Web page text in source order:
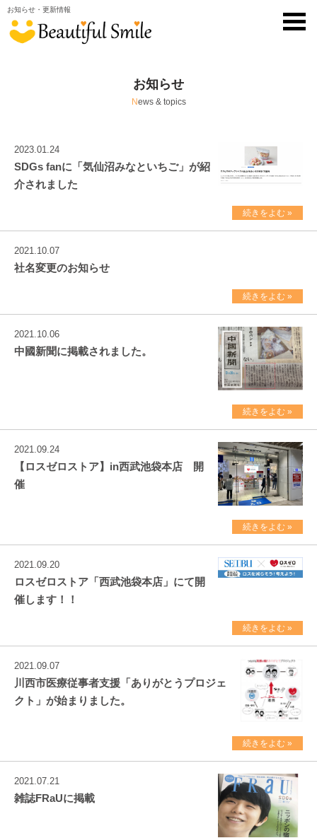
お知らせ・更新情報
お知らせ
News & topics
2023.01.24
SDGs fanに「気仙沼みなといちご」が紹
介されました
続きをよむ »
2021.10.07
社名変更のお知らせ
続きをよむ »
2021.10.06
中國新聞に掲載されました。
続きをよむ »
2021.09.24
【ロスゼロストア】in西武池袋本店 開
催
続きをよむ »
2021.09.20
ロスゼロストア「西武池袋本店」にて開
催します！！
続きをよむ »
2021.09.07
川西市医療従事者支援「ありがとうプロジェ
クト」が始まりました。
続きをよむ »
2021.07.21
雑誌FRaUに掲載